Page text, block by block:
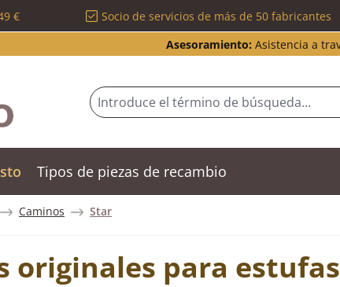
€ Socio de servicios de más de 50 fabricantes
Asesoramiento: Asistencia a
Tipos de piezas de recambio
Caminos Star
originales para